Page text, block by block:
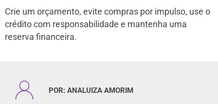
Crie um orçamento, evite compras por impulso, use o
crédito com responsabilidade e mantenha uma
reserva financeira.
POR: ANALUIZA AMORIM